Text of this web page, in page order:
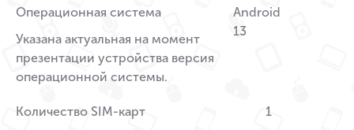
Операционная система
Указана актуальная на момент
презентации устройства версия
операционной системы.
Android
13
Количество SIM-карт
1